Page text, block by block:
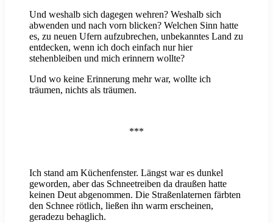
Und weshalb sich dagegen wehren? Weshalb sich
abwenden und nach vorn blicken? Welchen Sinn hatte
es, zu neuen Ufern aufzubrechen, unbekanntes Land zu
entdecken, wenn ich doch einfach nur hier
stehenbleiben und mich erinnern wollte?
Und wo keine Erinnerung mehr war, wollte ich
träumen, nichts als träumen.
***
Ich stand am Küchenfenster. Längst war es dunkel
geworden, aber das Schneetreiben da draußen hatte
keinen Deut abgenommen. Die Straßenlaternen färbten
den Schnee rötlich, ließen ihn warm erscheinen,
geradezu behaglich.